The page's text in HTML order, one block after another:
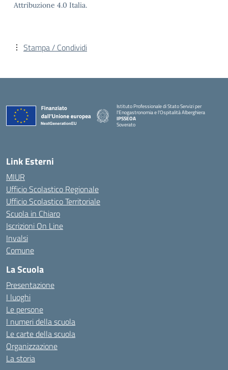
Attribuzione 4.0 Italia.
Stampa / Condividi
Istituto Professionale di Stato Servizi per
l'Enogastronomia e l'Ospitalità Alberghiera
IPSSEOA
Soverato
Link Esterni
MIUR
Ufficio Scolastico Regionale
Ufficio Scolastico Territoriale
Scuola in Chiaro
Iscrizioni On Line
Invalsi
Comune
La Scuola
Presentazione
I luoghi
Le persone
I numeri della scuola
Le carte della scuola
Organizzazione
La storia